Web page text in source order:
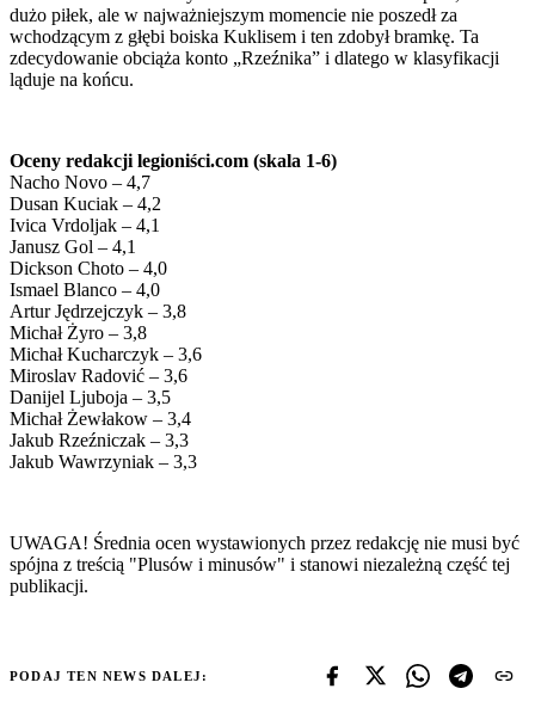
dużo piłek, ale w najważniejszym momencie nie poszedł za
wchodzącym z głębi boiska Kuklisem i ten zdobył bramkę. Ta
zdecydowanie obciąża konto „Rzeźnika” i dlatego w klasyfikacji
ląduje na końcu.
Oceny redakcji legioniści.com (skala 1-6)
Nacho Novo – 4,7
Dusan Kuciak – 4,2
Ivica Vrdoljak – 4,1
Janusz Gol – 4,1
Dickson Choto – 4,0
Ismael Blanco – 4,0
Artur Jędrzejczyk – 3,8
Michał Żyro – 3,8
Michał Kucharczyk – 3,6
Miroslav Radović – 3,6
Danijel Ljuboja – 3,5
Michał Żewłakow – 3,4
Jakub Rzeźniczak – 3,3
Jakub Wawrzyniak – 3,3
UWAGA! Średnia ocen wystawionych przez redakcję nie musi być
spójna z treścią "Plusów i minusów" i stanowi niezależną część tej
publikacji.
PODAJ TEN NEWS DALEJ: